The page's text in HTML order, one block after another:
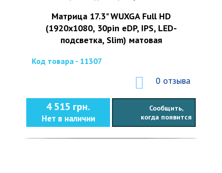
Матрица 17.3" WUXGA Full HD
(1920x1080, 30pin eDP, IPS, LED-
подсветка, Slim) матовая
Код товара - 11307
0 отзыва
4 515 грн.
Нет в наличии
Сообщить,
когда появится